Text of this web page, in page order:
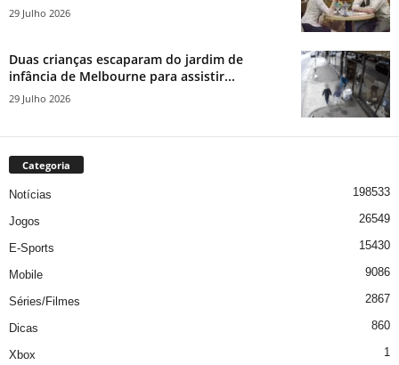
29 Julho 2026
Duas crianças escaparam do jardim de
infância de Melbourne para assistir...
29 Julho 2026
Categoria
Notícias 198533
Jogos 26549
E-Sports 15430
Mobile 9086
Séries/Filmes 2867
Dicas 860
Xbox 1